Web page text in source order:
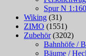
Spur N 1:160
Wiking (31)
ZIMO (1551)
Zubehör (3202)
Bahnhöfe /
Bäume /